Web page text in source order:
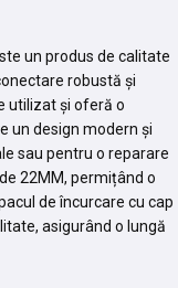
un produs de calitate
robustă și
utilizat și oferă o
un design modern și
sau pentru o reparare
22MM, permițând o
de încurcare cu cap
asigurând o lungă